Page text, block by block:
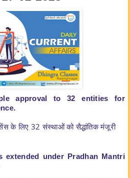
approval to 32 entities for
के लिए 32 संस्थाओं को सैद्धांतिक मंजूरी
extended under Pradhan Mantri